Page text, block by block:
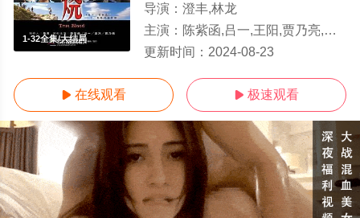
1-32全集/大结局
导演： 澄丰,林龙
主演： 陈紫函,吕一,王阳,贾乃亮,赵汉唐,朱琳,寇振海
更新时间： 2024-08-23
 在线观看  极速观看